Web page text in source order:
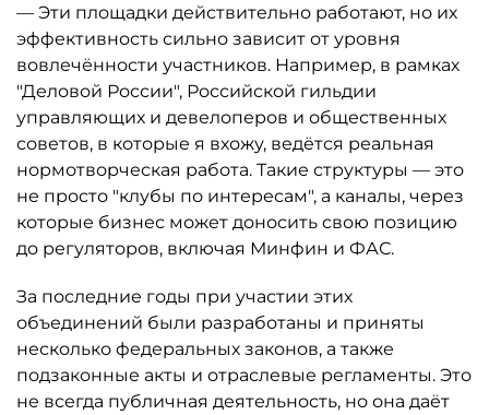
— Эти площадки действительно работают, но их
эффективность сильно зависит от уровня
вовлечённости участников. Например, в рамках
"Деловой России", Российской гильдии
управляющих и девелоперов и общественных
советов, в которые я вхожу, ведётся реальная
нормотворческая работа. Такие структуры — это
не просто "клубы по интересам", а каналы, через
которые бизнес может доносить свою позицию
до регуляторов, включая Минфин и ФАС.
За последние годы при участии этих
объединений были разработаны и приняты
несколько федеральных законов, а также
подзаконные акты и отраслевые регламенты. Это
не всегда публичная деятельность, но она даёт